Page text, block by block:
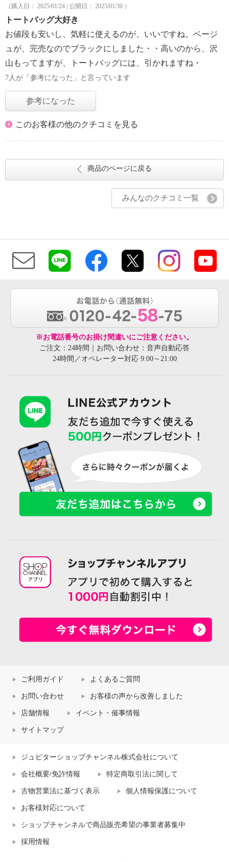
（購入日： 2025/01/24 | 公開日： 2025/01/30 ）
トートバッグ大好き
お値段も安いし、気軽に使えるのが、いいですね。ベージ
ュが、完売なのでブラックにしました・・高いのから、沢
山もってますが、トートバッグには、引かれますね・
7人が「参考になった」と言っています
参考になった
このお客様の他のクチコミを見る
商品のページに戻る
みんなのクチコミ一覧
※お電話番号のお掛け間違いにご注意ください。
ご注文：24時間｜お問い合わせ：音声自動応答
24時間／オペレーター対応 9:00～21:00
ご利用ガイド よくあるご質問
お問い合わせ お客様の声から改善しました
店舗情報 イベント・催事情報
サイトマップ
ジュピターショップチャンネル株式会社について
会社概要/免許情報 特定商取引法に関して
古物営業法に基づく表示 個人情報保護について
お客様対応について
ショップチャンネルで商品販売希望の事業者募集中
採用情報